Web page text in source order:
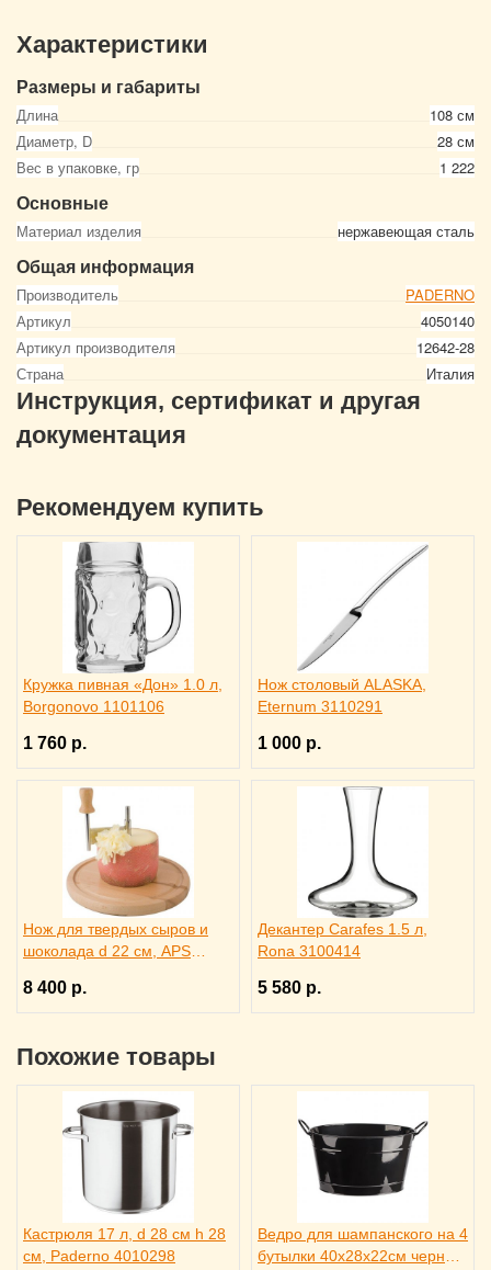
Характеристики
Размеры и габариты
Длина
108 см
Диаметр, D
28 см
Вес в упаковке, гр
1 222
Основные
Материал изделия нержавеющая сталь
Общая информация
Производитель
PADERNO
Артикул
4050140
Артикул производителя
12642-28
Страна
Италия
Инструкция, сертификат и другая
документация
Рекомендуем купить
Кружка пивная «Дон» 1.0 л,
Borgonovo 1101106
1 760 р.
Нож столовый ALASKA,
Eternum 3110291
1 000 р.
Нож для твердых сыров и
шоколада d 22 см, APS
8 400 р.
Декантер Carafes 1.5 л,
Rona 3100414
5 580 р.
Похожие товары
Кастрюля 17 л, d 28 см h 28
см, Paderno 4010298
Ведро для шампанского на 4
бутылки 40х28х22см черное,